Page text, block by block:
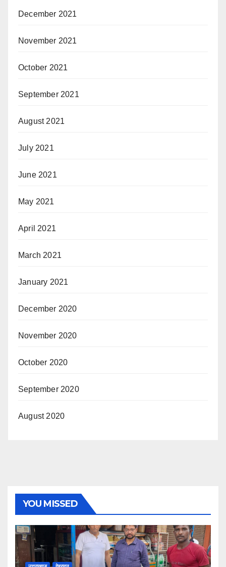
December 2021
November 2021
October 2021
September 2021
August 2021
July 2021
June 2021
May 2021
April 2021
March 2021
January 2021
December 2020
November 2020
October 2020
September 2020
August 2020
YOU MISSED